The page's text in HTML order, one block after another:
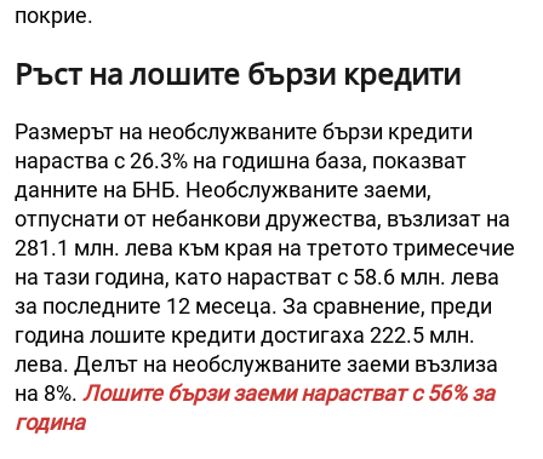
покрие.
Ръст на лошите бързи кредити
Размерът на необслужваните бързи кредити
нараства с 26.3% на годишна база, показват
данните на БНБ. Необслужваните заеми,
отпуснати от небанкови дружества, възлизат на
281.1 млн. лева към края на третото тримесечие
на тази година, като нарастват с 58.6 млн. лева
за последните 12 месеца. За сравнение, преди
година лошите кредити достигаха 222.5 млн.
лева. Делът на необслужваните заеми възлиза
на 8%. Лошите бързи заеми нарастват с 56% за
година